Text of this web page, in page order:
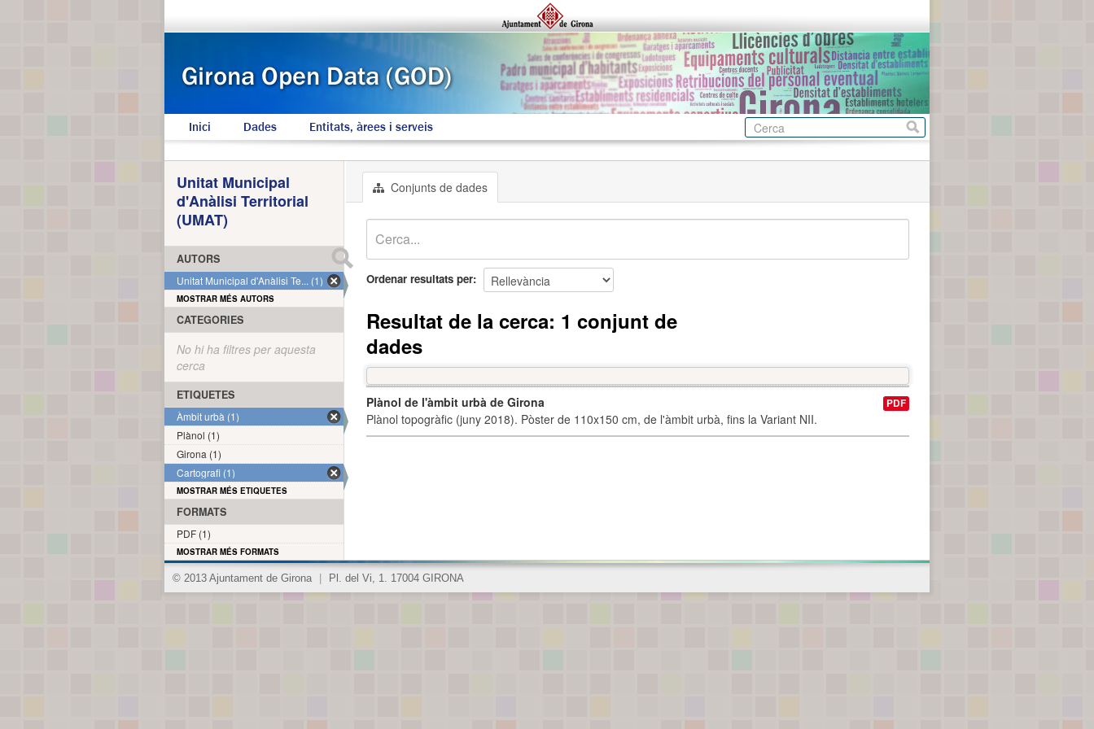
Inici Dades Entitats, àrees i serveis
Conjunts de dades
Ordenar resultats per
Resultat de la cerca: 1 conjunt de
dades
Plànol de l'àmbit urbà de Girona
Plànol topogràfic (juny 2018). Pòster de 110x150 cm, de l'àmbit urbà, fins la Variant NII.
PDF
Unitat Municipal
d'Anàlisi Territorial
(UMAT)
AUTORS
Unitat Municipal d'Anàlisi Te... (1)
MOSTRAR MÉS AUTORS
CATEGORIES
No hi ha filtres per aquesta
cerca
ETIQUETES
Àmbit urbà (1)
Plànol (1)
Girona (1)
Cartografi (1)
MOSTRAR MÉS ETIQUETES
FORMATS
PDF (1)
MOSTRAR MÉS FORMATS
© 2013 Ajuntament de Girona Pl. del Vi, 1. 17004 GIRONA